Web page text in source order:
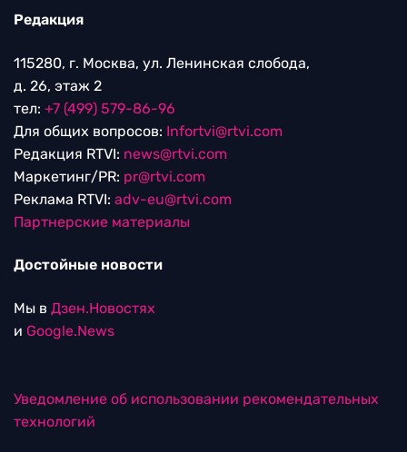
Редакция
115280, г. Москва, ул. Ленинская слобода,
д. 26, этаж 2
тел: +7 (499) 579-86-96
Для общих вопросов: Infortvi@rtvi.com
Редакция RTVI: news@rtvi.com
Маркетинг/PR: pr@rtvi.com
Реклама RTVI: adv-eu@rtvi.com
Партнерские материалы
Достойные новости
Мы в Дзен.Новостях
и Google.News
Уведомление об использовании рекомендательных
технологий